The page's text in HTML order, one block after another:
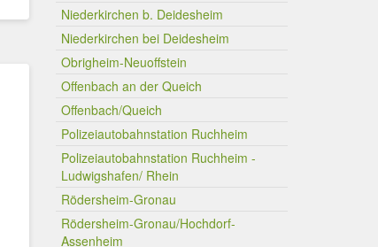
Niederkirchen b. Deidesheim
Niederkirchen bei Deidesheim
Obrigheim-Neuoffstein
Offenbach an der Queich
Offenbach/Queich
Polizeiautobahnstation Ruchheim
Polizeiautobahnstation Ruchheim -
Ludwigshafen/ Rhein
Rödersheim-Gronau
Rödersheim-Gronau/Hochdorf-
Assenheim